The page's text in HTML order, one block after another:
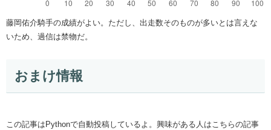
藤岡佑介騎手の成績がよい。ただし、出走数そのものが多いとは言えな
いため、過信は禁物だ。
おまけ情報
この記事はPythonで自動投稿しているよ。興味がある人はこちらの記事